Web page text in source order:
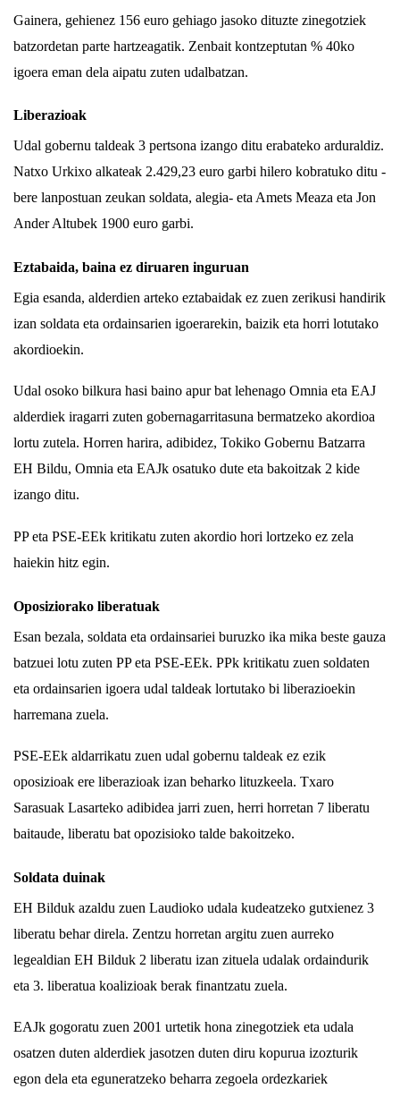
Gainera, gehienez 156 euro gehiago jasoko dituzte zinegotziek
batzordetan parte hartzeagatik. Zenbait kontzeptutan % 40ko
igoera eman dela aipatu zuten udalbatzan.
Liberazioak
Udal gobernu taldeak 3 pertsona izango ditu erabateko arduraldiz.
Natxo Urkixo alkateak 2.429,23 euro garbi hilero kobratuko ditu -
bere lanpostuan zeukan soldata, alegia- eta Amets Meaza eta Jon
Ander Altubek 1900 euro garbi.
Eztabaida, baina ez diruaren inguruan
Egia esanda, alderdien arteko eztabaidak ez zuen zerikusi handirik
izan soldata eta ordainsarien igoerarekin, baizik eta horri lotutako
akordioekin.
Udal osoko bilkura hasi baino apur bat lehenago Omnia eta EAJ
alderdiek iragarri zuten gobernagarritasuna bermatzeko akordioa
lortu zutela. Horren harira, adibidez, Tokiko Gobernu Batzarra
EH Bildu, Omnia eta EAJk osatuko dute eta bakoitzak 2 kide
izango ditu.
PP eta PSE-EEk kritikatu zuten akordio hori lortzeko ez zela
haiekin hitz egin.
Oposiziorako liberatuak
Esan bezala, soldata eta ordainsariei buruzko ika mika beste gauza
batzuei lotu zuten PP eta PSE-EEk. PPk kritikatu zuen soldaten
eta ordainsarien igoera udal taldeak lortutako bi liberazioekin
harremana zuela.
PSE-EEk aldarrikatu zuen udal gobernu taldeak ez ezik
oposizioak ere liberazioak izan beharko lituzkeela. Txaro
Sarasuak Lasarteko adibidea jarri zuen, herri horretan 7 liberatu
baitaude, liberatu bat opozisioko talde bakoitzeko.
Soldata duinak
EH Bilduk azaldu zuen Laudioko udala kudeatzeko gutxienez 3
liberatu behar direla. Zentzu horretan argitu zuen aurreko
legealdian EH Bilduk 2 liberatu izan zituela udalak ordaindurik
eta 3. liberatua koalizioak berak finantzatu zuela.
EAJk gogoratu zuen 2001 urtetik hona zinegotziek eta udala
osatzen duten alderdiek jasotzen duten diru kopurua izozturik
egon dela eta eguneratzeko beharra zegoela ordezkariek